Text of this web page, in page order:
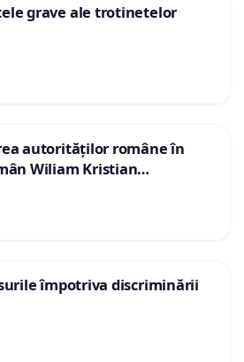
grave ale trotinetelor
autorităților române în
Wiliam Kristian
plasament în Danemarca de
împotriva discriminării